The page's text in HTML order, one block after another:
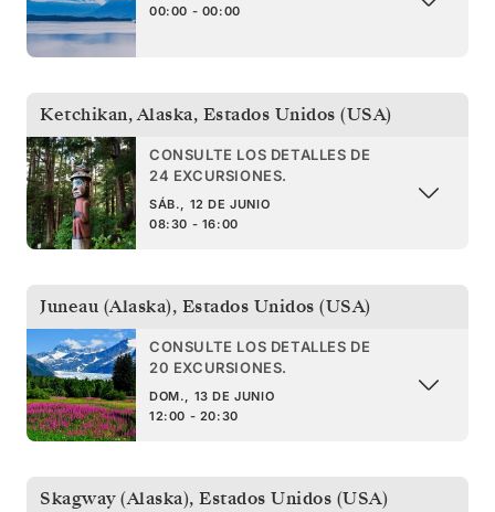
00:00 - 00:00
Ketchikan, Alaska, Estados Unidos (USA)
CONSULTE LOS DETALLES DE
24 EXCURSIONES.
SÁB., 12 DE JUNIO
08:30 - 16:00
Juneau (Alaska), Estados Unidos (USA)
CONSULTE LOS DETALLES DE
20 EXCURSIONES.
DOM., 13 DE JUNIO
12:00 - 20:30
Skagway (Alaska), Estados Unidos (USA)